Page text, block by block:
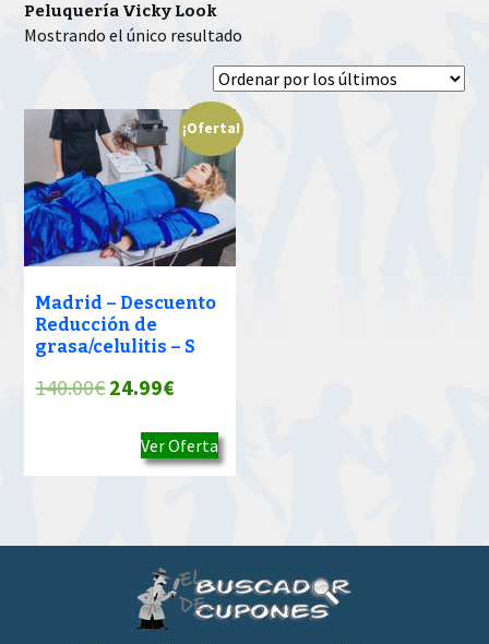
Peluquería Vicky Look
Mostrando el único resultado
¡Oferta!
Madrid – Descuento
Reducción de
grasa/celulitis – S
140.00€El
original
era:
24.99€El
actual
es:
Ver Oferta